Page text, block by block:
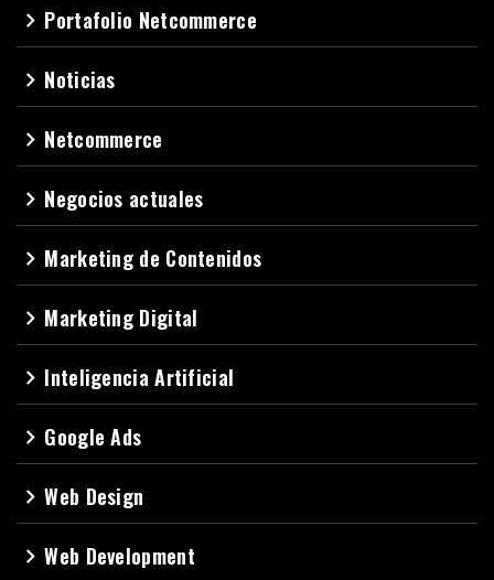
navigate_next Portafolio Netcommerce
navigate_next Noticias
navigate_next Netcommerce
navigate_next Negocios actuales
navigate_next Marketing de Contenidos
navigate_next Marketing Digital
navigate_next Inteligencia Artificial
navigate_next Google Ads
navigate_nextWeb Design
navigate_nextWeb Development